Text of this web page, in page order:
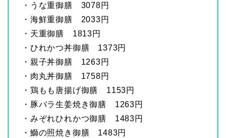
・うな重御膳 3078円
・海鮮重御膳 2033円
・天重御膳 1813円
・ひれかつ丼御膳 1373円
・親子丼御膳 1263円
・肉丸丼御膳 1758円
・鶏もも唐揚げ御膳 1153円
・豚バラ生姜焼き御膳 1263円
・みぞれひれかつ御膳 1483円
・鰤の照焼き御膳 1483円